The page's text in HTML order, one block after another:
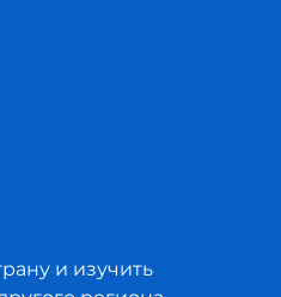
и изучить